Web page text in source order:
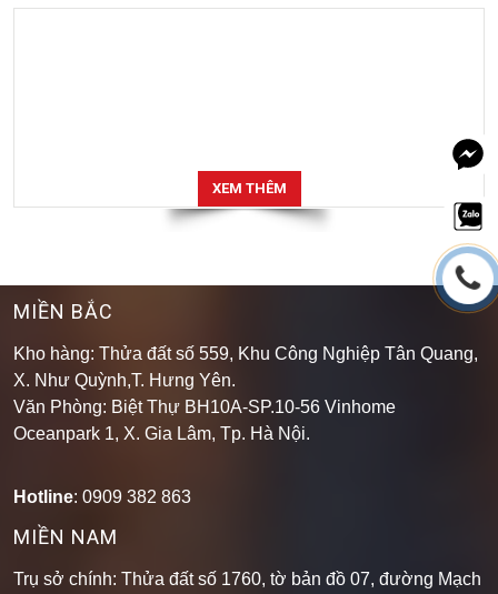
XEM THÊM
MIỀN BẮC
Kho hàng: Thửa đất số 559, Khu Công Nghiệp Tân Quang,
X. Như Quỳnh,T. Hưng Yên.
Văn Phòng: Biệt Thự BH10A-SP.10-56 Vinhome
Oceanpark 1, X. Gia Lâm, Tp. Hà Nội.
Hotline: 0909 382 863
MIỀN NAM
Trụ sở chính: Thửa đất số 1760, tờ bản đồ 07, đường Mạch